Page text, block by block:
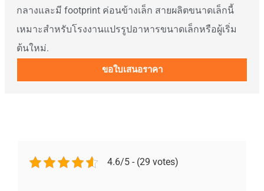
กลางและมี footprint ค่อนข้างเล็ก สายผลิตขนาดเล็กนี้
เหมาะสำหรับโรงงานแปรรูปอาหารขนาดเล็กหรือผู้เริ่ม
ต้นใหม่.
ขอใบเสนอราคา
4.6/5 - (29 votes)